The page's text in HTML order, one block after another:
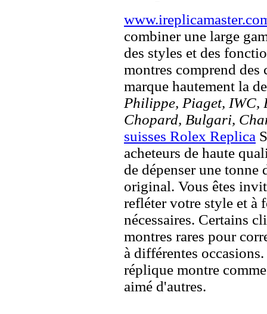
combiner une large
des styles et des
montres comprend des
marque hautement la
Philippe, Piaget, IWC,
Chopard, Bulgari,
suisses Rolex Replica
acheteurs de haute
de dépenser une
original. Vous êtes
refléter votre style et à
nécessaires. Certains
montres rares pour
à différentes
réplique montre
aimé d'autres.